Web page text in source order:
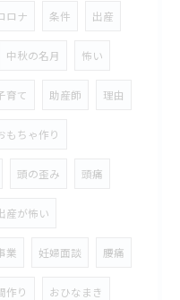
ロナ 条件 出産
中秋の名月 怖い
育て 助産師 理由
もちゃ作り
頭の歪み 頭痛
産が怖い
業 妊婦面談 腰痛
作り おひなまき